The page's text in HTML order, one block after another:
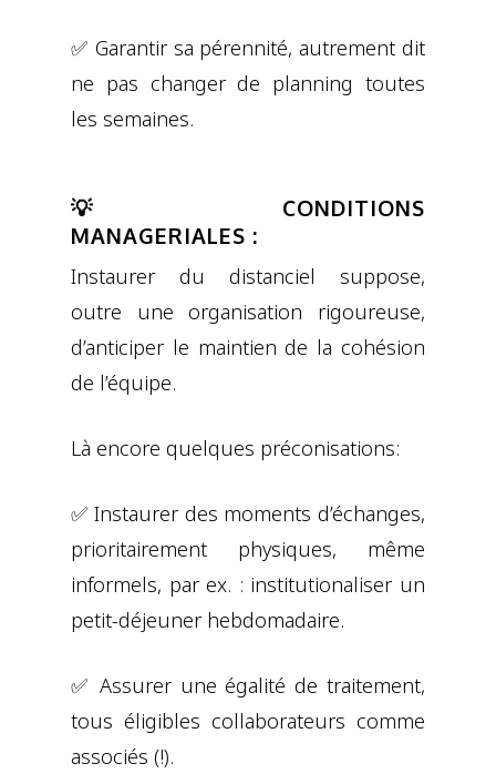
✅ Garantir sa pérennité, autrement dit
ne pas changer de planning toutes
les semaines.
💡 CONDITIONS
MANAGERIALES :
Instaurer du distanciel suppose,
outre une organisation rigoureuse,
d’anticiper le maintien de la cohésion
de l’équipe.
Là encore quelques préconisations:
✅ Instaurer des moments d’échanges,
prioritairement physiques, même
informels, par ex. : institutionaliser un
petit-déjeuner hebdomadaire.
✅ Assurer une égalité de traitement,
tous éligibles collaborateurs comme
associés (!).